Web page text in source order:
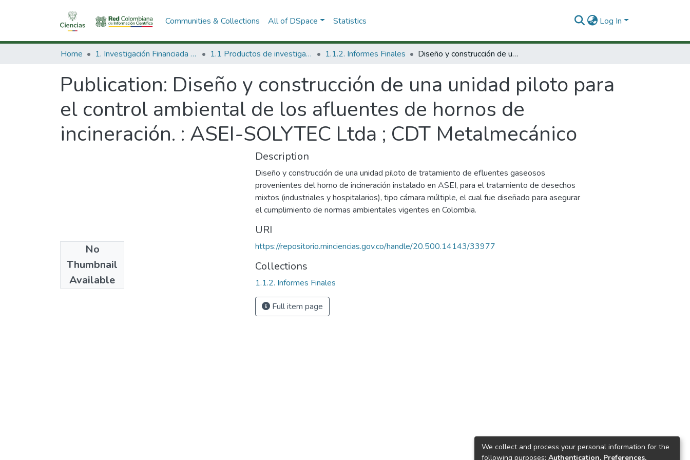
Communities & Collections All of DSpace Statistics Log In
Home 1. Investigación Financiada con Recursos Públicos 1.1 Productos de investigación 1.1.2. Informes Finales Diseño y construcción de una unidad piloto para el control ambiental de los afluentes de hornos de incineración. : ASEI-SOLYTEC Ltda ; CDT Metalmecánico
Publication: Diseño y construcción de una unidad piloto para
el control ambiental de los afluentes de hornos de
incineración. : ASEI-SOLYTEC Ltda ; CDT Metalmecánico
No
Thumbnail
Available
2005
Description
Diseño y construcción de una unidad piloto de tratamiento de efluentes gaseosos
provenientes del horno de incineración instalado en ASEI, para el tratamiento de desechos
mixtos (industriales y hospitalarios), tipo cámara múltiple, el cual fue diseñado para asegurar
el cumplimiento de normas ambientales vigentes en Colombia.
URI
https://repositorio.minciencias.gov.co/handle/20.500.14143/33977
Collections
1.1.2. Informes Finales
Full item page
We collect and process your personal information for the
following purposes: Authentication, Preferences,